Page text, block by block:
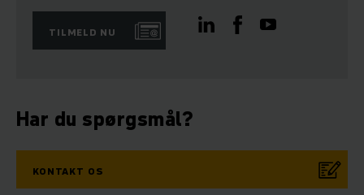
TILMELD NU
Har du spørgsmål?
KONTAKT OS